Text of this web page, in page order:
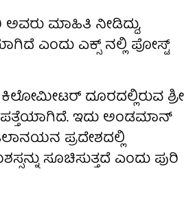
ಮಾಹಿತಿ ನೀಡಿದ್ದು,
ಎಂದು ಎಕ್ಸ್ ನಲ್ಲಿ ಪೋಸ್ಟ್
ದೂರದಲ್ಲಿರುವ ಶ್ರೀ
ಇದು ಅಂಡಮಾನ್
ಪ್ರದೇಶದಲ್ಲಿ
ಸೂಚಿಸುತ್ತದೆ ಎಂದು ಪುರಿ